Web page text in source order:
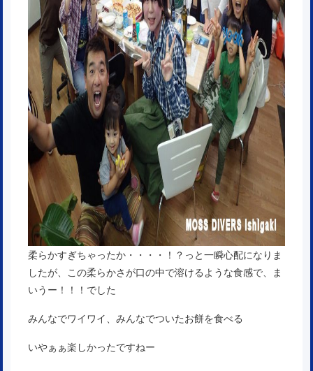
柔らかすぎちゃったか・・・・！？っと一瞬心配になりま
したが、この柔らかさが口の中で溶けるような食感で、ま
いうー！！！でした
みんなでワイワイ、みんなでついたお餅を食べる
いやぁぁ楽しかったですねー